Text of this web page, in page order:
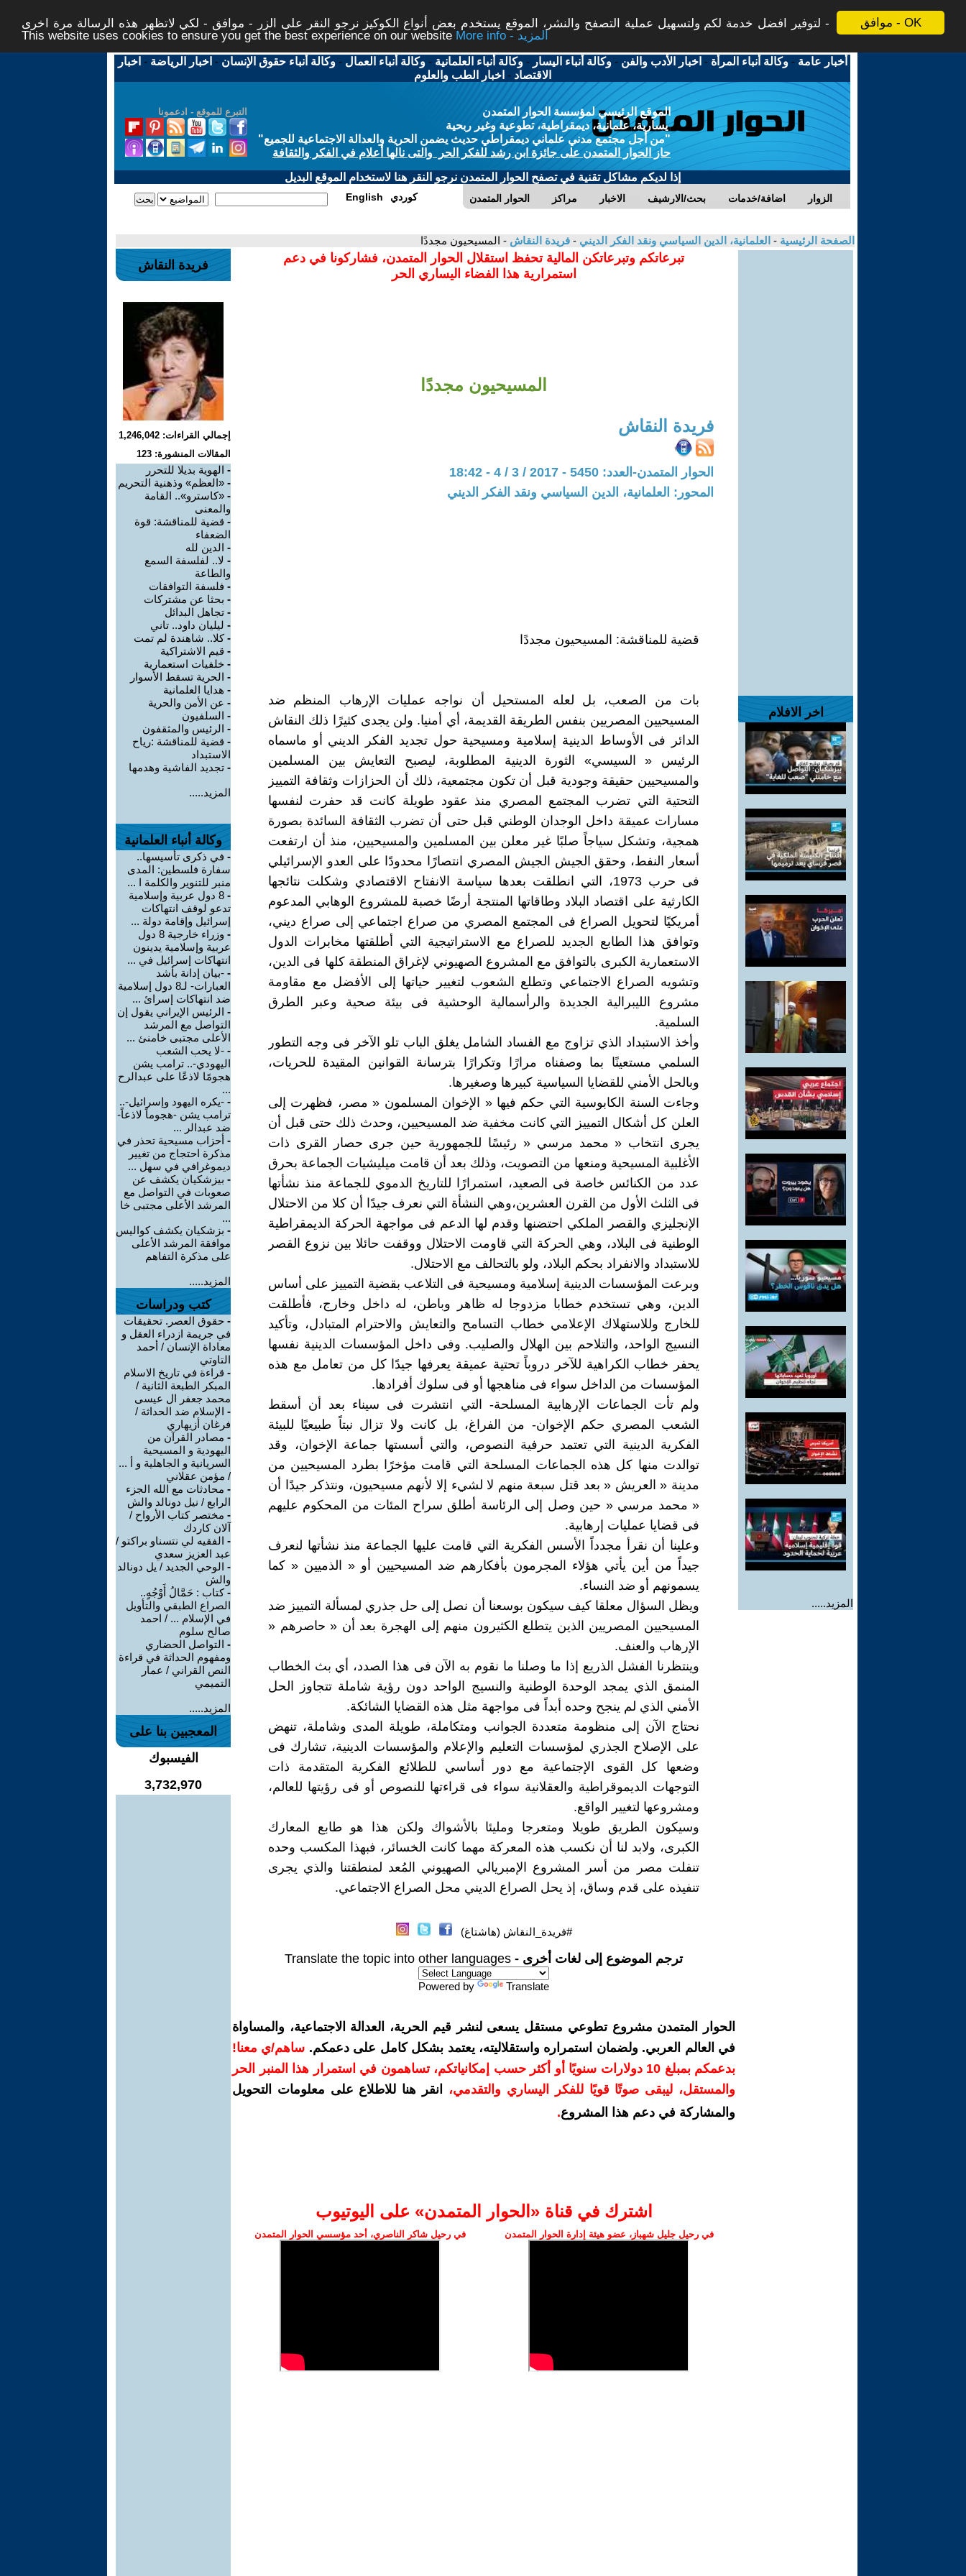
موافق - OK
لتوفير افضل خدمة لكم ولتسهيل عملية التصفح والنشر، الموقع يستخدم بعض أنواع الكوكيز نرجو النقر على الزر - موافق - لكي لاتظهر هذه الرسالة مرة اخرى -
This website uses cookies to ensure you get the best experience on our website
More info - المزيد
أخبار عامة -وكالة أنباء المرأة - اخبار الأدب والفن -وكالة أنباء اليسار -وكالة أنباء العلمانية -وكالة أنباء العمال -وكالة أنباء حقوق الإنسان - اخبار الرياضة - اخبار
الاقتصاد - اخبار الطب والعلوم
التبرع للموقع - ادعمونا
الموقع الرئيسي لمؤسسة الحوار المتمدن
يسارية، علمانية، ديمقراطية، تطوعية وغير ربحية
"من أجل مجتمع مدني علماني ديمقراطي حديث يضمن الحرية والعدالة الاجتماعية للجميع"
حاز الحوار المتمدن على جائزة ابن رشد للفكر الحر والتى نالها أعلام في الفكر والثقافة
إذا لديكم مشاكل تقنية في تصفح الحوار المتمدن نرجو النقر هنا لاستخدام الموقع البديل
الحوار المتمدن مراكز الاخبار بحث/الارشيف اضافة/خدمات الزوار English كوردي
الصفحة الرئيسية - العلمانية، الدين السياسي ونقد الفكر الديني - فريدة النقاش - المسيحيون مجددًا
اخر الافلام
المزيد.....
تبرعاتكم وتبرعاتكن المالية تحفظ استقلال الحوار المتمدن، فشاركونا في دعم
استمرارية هذا الفضاء اليساري الحر
المسيحيون مجددًا
فريدة النقاش
الحوار المتمدن-العدد: 5450 - 2017 / 3 / 4 - 18:42
المحور: العلمانية، الدين السياسي ونقد الفكر الديني
قضية للمناقشة: المسيحيون مجددًا
بات من الصعب، بل لعله المستحيل أن نواجه عمليات الإرهاب المنظم ضد
المسيحيين المصريين بنفس الطريقة القديمة، أي أمنيا. ولن يجدى كثيرًا ذلك النقاش
الدائر فى الأوساط الدينية إسلامية ومسيحية حول تجديد الفكر الديني أو ماسماه
الرئيس « السيسي» الثورة الدينية المطلوبة، ليصبح التعايش بين المسلمين
والمسيحيين حقيقة وجودية قبل أن تكون مجتمعية، ذلك أن الحزازات وثقافة التمييز
التحتية التي تضرب المجتمع المصري منذ عقود طويلة كانت قد حفرت لنفسها
مسارات عميقة داخل الوجدان الوطني قبل حتى أن تضرب الثقافة السائدة بصورة
همجية، وتشكل سياجاً صلبًا غير معلن بين المسلمين والمسيحيين، منذ أن ارتفعت
أسعار النفط، وحقق الجيش الجيش المصري انتصارًا محدودًا على العدو الإسرائيلي
فى حرب 1973، التي انطلقت بعدها سياسة الانفتاح الاقتصادي وشكلت نتائجها
الكارثية على اقتصاد البلاد وطاقاتها المنتجة أرضًا خصبة للمشروع الوهابي المدعوم
أمريكيًا لتحويل الصراع فى المجتمع المصري من صراع اجتماعي إلى صراع ديني،
وتوافق هذا الطابع الجديد للصراع مع الاستراتيجية التي أطلقتها مخابرات الدول
الاستعمارية الكبرى بالتوافق مع المشروع الصهيوني لإغراق المنطقة كلها فى الدين،
وتشويه الصراع الاجتماعي وتطلع الشعوب لتغيير حياتها إلى الأفضل مع مقاومة
مشروع الليبرالية الجديدة والرأسمالية الوحشية فى بيئة صحية وعبر الطرق
السلمية.
وأخذ الاستبداد الذي تزاوج مع الفساد الشامل يغلق الباب تلو الآخر فى وجه التطور
السلمي مستعينًا بما وصفناه مرارًا وتكرارًا بترسانة القوانين المقيدة للحريات،
وبالحل الأمني للقضايا السياسية كبيرها وصغيرها.
وجاءت السنة الكابوسية التي حكم فيها « الإخوان المسلمون « مصر، فظهرت إلى
العلن كل أشكال التمييز التي كانت مخفية ضد المسيحيين، وحدث ذلك حتى قبل أن
يجرى انتخاب « محمد مرسي « رئيسًا للجمهورية حين جرى حصار القرى ذات
الأغلبية المسيحية ومنعها من التصويت، وذلك بعد أن قامت ميليشيات الجماعة بحرق
عدد من الكنائس خاصة فى الصعيد، استمرارًا للتاريخ الدموي للجماعة منذ نشأتها
فى الثلث الأول من القرن العشرين،وهي النشأة التي نعرف جيدًا أن كلا من الاحتلال
الإنجليزي والقصر الملكي احتضنها وقدم لها الدعم فى مواجهة الحركة الديمقراطية
الوطنية فى البلاد، وهي الحركة التي قاومت الاحتلال ووقفت حائلا بين نزوع القصر
للاستبداد والانفراد بحكم البلاد، ولو بالتحالف مع الاحتلال.
وبرعت المؤسسات الدينية إسلامية ومسيحية فى التلاعب بقضية التمييز على أساس
الدين، وهي تستخدم خطابا مزدوجا له ظاهر وباطن، له داخل وخارج، فأطلقت
للخارج وللاستهلاك الإعلامي خطاب التسامح والتعايش والاحترام المتبادل، وتأكيد
النسيج الواحد، والتلاحم بين الهلال والصليب. وفى داخل المؤسسات الدينية نفسها
يحفر خطاب الكراهية للآخر دروباً تحتية عميقة يعرفها جيدًا كل من تعامل مع هذه
المؤسسات من الداخل سواء فى مناهجها أو فى سلوك أفرادها.
ولم تأت الجماعات الإرهابية المسلحة- التي انتشرت فى سيناء بعد أن أسقط
الشعب المصري حكم الإخوان- من الفراغ، بل كانت ولا تزال نبتاً طبيعيًا للبيئة
الفكرية الدينية التي تعتمد حرفية النصوص، والتي أسستها جماعة الإخوان، وقد
توالدت منها كل هذه الجماعات المسلحة التي قامت مؤخرًا بطرد المسيحيين من
مدينة « العريش « بعد قتل سبعة منهم لا لشيء إلا لأنهم مسيحيون، ونتذكر جيدًا أن
« محمد مرسي « حين وصل إلى الرئاسة أطلق سراح المئات من المحكوم عليهم
فى قضايا عمليات إرهابية.
وعلينا أن نقرأ مجدداً الأسس الفكرية التي قامت عليها الجماعة منذ نشأتها لنعرف
جيداً من أين يأتي هؤلاء المجرمون بأفكارهم ضد المسيحيين أو « الذميين « كما
يسمونهم أو ضد النساء.
ويظل السؤال معلقا كيف سيكون بوسعنا أن نصل إلى حل جذري لمسألة التمييز ضد
المسيحيين المصريين الذين يتطلع الكثيرون منهم إلى الهجرة بعد أن « حاصرهم «
الإرهاب والعنف.
وينتظرنا الفشل الذريع إذا ما وصلنا ما نقوم به الآن فى هذا الصدد، أي بث الخطاب
المنمق الذي يمجد الوحدة الوطنية والنسيج الواحد دون رؤية شاملة تتجاوز الحل
الأمني الذي لم ينجح وحده أبداً فى مواجهة مثل هذه القضايا الشائكة.
نحتاج الآن إلى منظومة متعددة الجوانب ومتكاملة، طويلة المدى وشاملة، تنهض
على الإصلاح الجذري لمؤسسات التعليم والإعلام والمؤسسات الدينية، تشارك فى
وضعها كل القوى الإجتماعية مع دور أساسي للطلائع الفكرية المتقدمة ذات
التوجهات الديموقراطية والعقلانية سواء فى قراءتها للنصوص أو فى رؤيتها للعالم،
ومشروعها لتغيير الواقع.
وسيكون الطريق طويلا ومتعرجا ومليئا بالأشواك ولكن هذا هو طابع المعارك
الكبرى، ولابد لنا أن نكسب هذه المعركة مهما كانت الخسائر، فبهذا المكسب وحده
تنفلت مصر من أسر المشروع الإمبريالي الصهيوني المُعد لمنطقتنا والذي يجرى
تنفيذه على قدم وساق، إذ يحل الصراع الديني محل الصراع الاجتماعي.
#فريدة_النقاش (هاشتاغ)
ترجم الموضوع إلى لغات أخرى - Translate the topic into other languages
Powered by Translate
الحوار المتمدن مشروع تطوعي مستقل يسعى لنشر قيم الحرية، العدالة الاجتماعية، والمساواة
في العالم العربي. ولضمان استمراره واستقلاليته، يعتمد بشكل كامل على دعمكم. ساهم/ي معنا!
بدعمكم بمبلغ 10 دولارات سنويًا أو أكثر حسب إمكانياتكم، تساهمون في استمرار هذا المنبر الحر
والمستقل، ليبقى صوتًا قويًا للفكر اليساري والتقدمي،
انقر هنا للاطلاع على معلومات التحويل
والمشاركة في دعم هذا المشروع.
اشترك في قناة ‫«الحوار المتمدن» على اليوتيوب
في رحيل جليل شهباز، عضو هيئة إدارة الحوار المتمدن في رحيل شاكر الناصري، أحد مؤسسي الحوار المتمدن
فريدة النقاش
إجمالي القراءات: 1,246,042
المقالات المنشورة: 123
- الهوية بديلا للتحرر
- «العظم» وذهنية التحريم
- «كاسترو».. القامة
والمعنى
- قضية للمناقشة: قوة
الضعفاء
- الدين لله
- لا.. لفلسفة السمع
والطاعة
- فلسفة التوافقات
- بحثا عن مشتركات
- تجاهل البدائل
- ليليان داود.. تاني
-كلا.. شاهندة لم تمت
- قيم الاشتراكية
- خلفيات استعمارية
- الحرية تسقط الأسوار
- هدايا العلمانية
- عن الأمن والحرية
- السلفيون
- الرئيس والمثقفون
- قضية للمناقشة :رياح
الاستبداد
- تجديد الفاشية وهدمها
المزيد.....
وكالة أنباء العلمانية
- في ذكرى تأسيسها..
سفارة فلسطين: المدى
منبر للتنوير والكلمة ا ...
-
8 دول عربية وإسلامية
تدعو لوقف انتهاكات
إسرائيل وإقامة دولة ...
-
وزراء خارجية 8 دول
عربية وإسلامية يدينون
انتهاكات إسرائيل في ...
- -بيان إدانة بأشد
العبارات- لـ8 دول إسلامية
ضد انتهاكات إسرائ ...
- الرئيس الإيراني يقول إن
التواصل مع المرشد
الأعلى مجتبى خامنئ ...
- -لا يحب الشعب
اليهودي-.. ترامب يشن
هجومًا لاذعًا على عبدالرح
...
- -يكره اليهود وإسرائيل-..
ترامب يشن -هجوماً لاذعاً-
ضد عبدالر ...
- أحزاب مسيحية تحذر في
مذكرة احتجاج من تغيير
ديموغرافي في سهل ...
- بيزشكيان يكشف عن
صعوبات في التواصل مع
المرشد الأعلى مجتبى خا
...
- بزشكيان يكشف كواليس
موافقة المرشد الأعلى
على مذكرة التفاهم
المزيد.....
كتب ودراسات
- حقوق العصر. تحقيقات
في جريمة ازدراء العقل و
معاداة الإنسان / أحمد
التاوتي
- قراءة في تاريخ الاسلام
المبكر الطبعة الثانية /
محمد جعفر ال عيسى
- الإسلام ضد الحداثة /
فرغان أزيهاري
- مصادر القرآن من
اليهودية و المسيحية
السريانية و الجاهلية و أ ...
/ مؤمن عقلاني
- محادثات مع الله الجزء
الرابع / نيل دونالد والش
- مختصر كتاب الأرواح /
آلان كاردك
- الفقيه لي نتسناو براكتو /
عبد العزيز سعدي
- الوحي الجديد / يل دونالد
والش
-كتاب : حَمَّالُ أَوْجُهٍ..
الصراع الطبقي والتأويل
في الإسلام ... / احمد
صالح سلوم
- التواصل الحضاري
ومفهوم الحداثة في قراءة
النص القراني / عمار
التميمي
المزيد.....
المعجبين بنا على
الفيسبوك
3,732,970